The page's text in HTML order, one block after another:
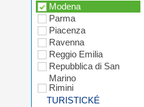
Modena
Parma
Piacenza
Ravenna
Reggio Emilia
Repubblica di San
Marino
Rimini
TURISTICKÉ